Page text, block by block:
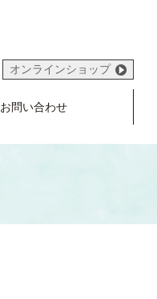
オンラインショップ
お問い合わせ